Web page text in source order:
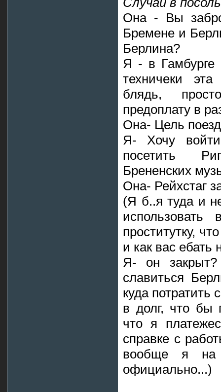
Она - Вы
Бремене и
Берлина?
Я - в
техничеки
блядь,
предоплату в
Она- Цель
Я- Хочу
посетить
Брененских
Она- Рейхстаг
(Я б..я туда и
использовать
проститутку,
и как вас ебать
Я- он
славиться
куда потратить
в долг, что бы
что я
справке с
вообще я на
официально...)